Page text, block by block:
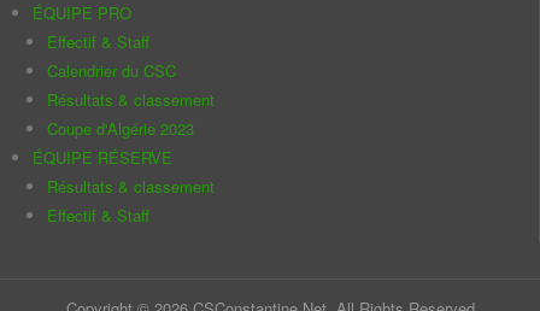
ÉQUIPE PRO
Effectif & Staff
Calendrier du CSC
Résultats & classement
Coupe d'Algérie 2023
ÉQUIPE RÉSERVE
Résultats & classement
Effectif & Staff